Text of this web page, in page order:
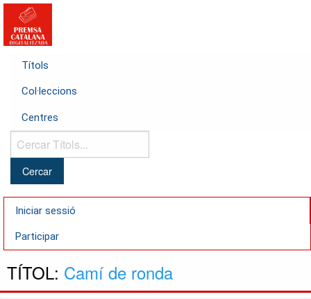
Títols
Col·leccions
Centres
Cercar
Títols...
Iniciar sessió
Participar
TÍTOL: Camí de ronda